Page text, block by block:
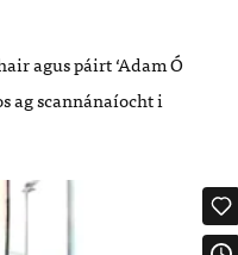
agus páirt ‘Adam Ó
ag scannánaíocht i